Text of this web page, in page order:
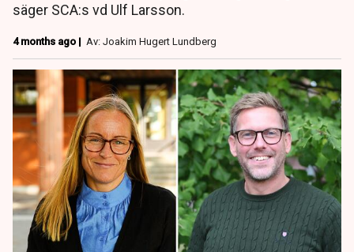
säger SCA:s vd Ulf Larsson.
4 months ago | Av: Joakim Hugert Lundberg